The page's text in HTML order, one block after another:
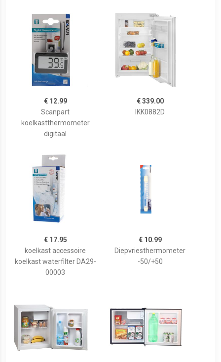
€ 12.99
Scanpart
koelkastthermometer
digitaal
€ 339.00
IKK0882D
€ 17.95
koelkast accessoire
koelkast waterfilter DA29-
00003
€ 10.99
Diepvriesthermometer
-50/+50